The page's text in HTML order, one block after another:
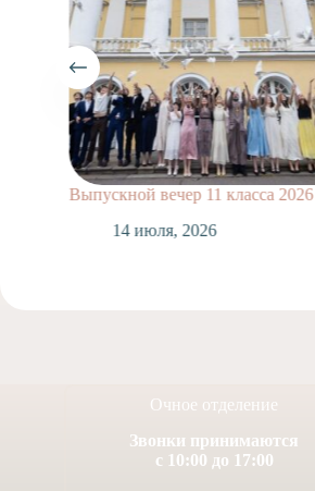
Выпускной вечер 11 класса 2026
14 июля, 2026
Очное отделение
Звонки принимаются
с 10:00 до 17:00